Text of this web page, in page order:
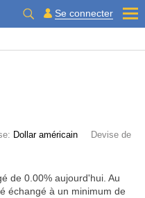
Se connecter
Dollar américain
Devise de
de 0.00% aujourd'hui. Au
échangé à un minimum de